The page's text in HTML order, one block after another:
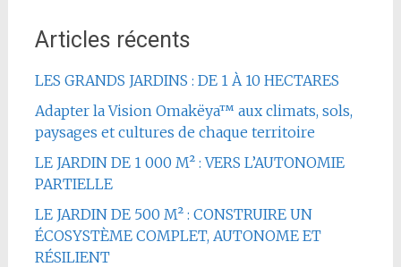
Articles récents
LES GRANDS JARDINS : DE 1 À 10 HECTARES
Adapter la Vision Omakëya™ aux climats, sols,
paysages et cultures de chaque territoire
LE JARDIN DE 1 000 M² : VERS L’AUTONOMIE
PARTIELLE
LE JARDIN DE 500 M² : CONSTRUIRE UN
ÉCOSYSTÈME COMPLET, AUTONOME ET
RÉSILIENT